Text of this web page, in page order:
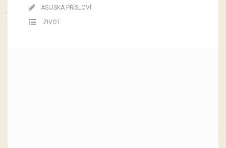
ASIJSKÁ PŘÍSLOVÍ
ŽIVOT